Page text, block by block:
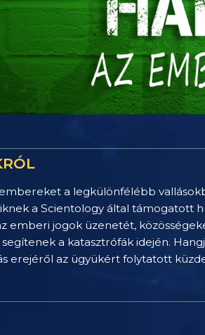
a legkülönfélébb
a Scientology által támogatott
emberi jogok üzenetét,
segítenek a katasztrófák idején.
erejéről az ügyükért folytatott